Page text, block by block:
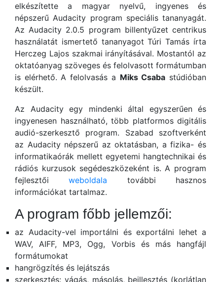
elkészítette a magyar nyelvű, ingyenes és
népszerű Audacity program speciális tananyagát.
Az Audacity 2.0.5 program billentyűzet centrikus
használatát ismertető tananyagot Túri Tamás írta
Herczeg Lajos szakmai irányításával. Mostantól az
oktatóanyag szöveges és felolvasott formátumban
is elérhető. A felolvasás a Miks Csaba stúdióban
készült.
Az Audacity egy mindenki által egyszerűen és
ingyenesen használható, több platformos digitális
audió-szerkesztő program. Szabad szoftverként
az Audacity népszerű az oktatásban, a fizika- és
informatikaórák mellett egyetemi hangtechnikai és
rádiós kurzusok segédeszközeként is. A program
fejlesztőiweboldala további hasznos
információkat tartalmaz.
A program főbb jellemzői:
az Audacity-vel importálni és exportálni lehet a
WAV, AIFF, MP3, Ogg, Vorbis és más hangfájl
formátumokat
hangrögzítés és lejátszás
szerkesztés: vágás, másolás, beillesztés (korlátlan